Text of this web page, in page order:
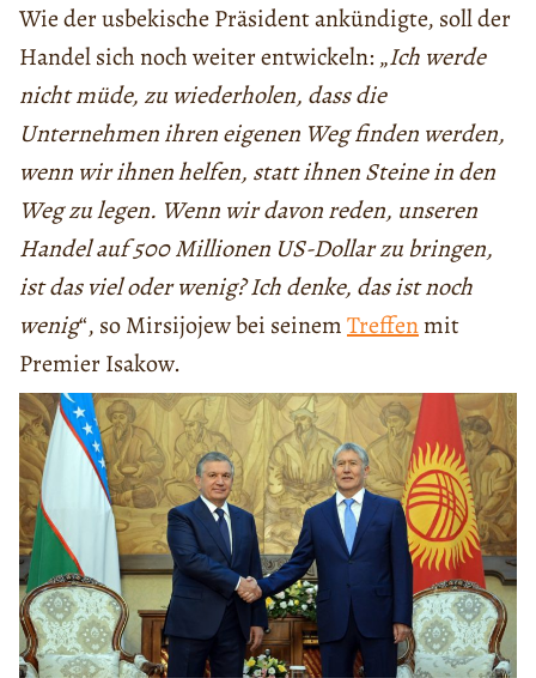
Wie der usbekische Präsident ankündigte, soll der
Handel sich noch weiter entwickeln: „Ich werde
nicht müde, zu wiederholen, dass die
Unternehmen ihren eigenen Weg finden werden,
wenn wir ihnen helfen, statt ihnen Steine in den
Weg zu legen. Wenn wir davon reden, unseren
Handel auf 500 Millionen US-Dollar zu bringen,
ist das viel oder wenig? Ich denke, das ist noch
wenig“, so Mirsijojew bei seinemTreffenmit
Premier Isakow.